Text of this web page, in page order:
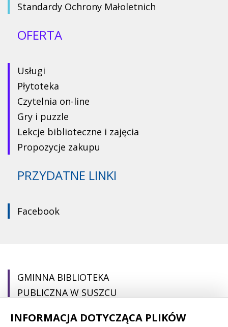
Standardy Ochrony Małoletnich
OFERTA
Usługi
Płytoteka
Czytelnia on-line
Gry i puzzle
Lekcje biblioteczne i zajęcia
Propozycje zakupu
PRZYDATNE LINKI
Facebook
GMINNA BIBLIOTEKA
PUBLICZNA W SUSZCU
pl. Ogrodowa 22
INFORMACJA DOTYCZĄCA PLIKÓW